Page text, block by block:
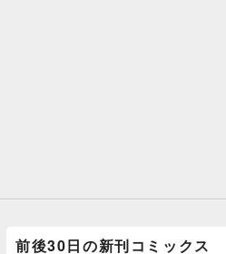
前後30日の新刊コミックス